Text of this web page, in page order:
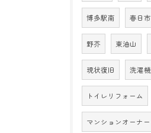
博多駅南 春日市
野芥 東油山
現状復旧 洗濯機
トイレリフォーム
マンションオーナー